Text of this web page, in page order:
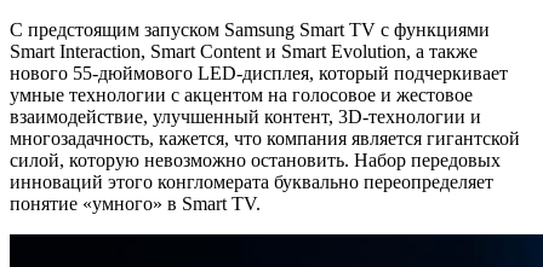
С предстоящим запуском Samsung Smart TV с функциями
Smart Interaction, Smart Content и Smart Evolution, а также
нового 55-дюймового LED-дисплея, который подчеркивает
умные технологии с акцентом на голосовое и жестовое
взаимодействие, улучшенный контент, 3D-технологии и
многозадачность, кажется, что компания является гигантской
силой, которую невозможно остановить. Набор передовых
инноваций этого конгломерата буквально переопределяет
понятие «умного» в Smart TV.